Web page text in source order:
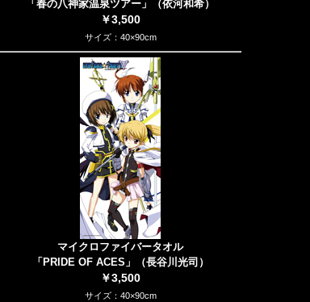
「春の八神家温泉ツアー」（依河和希）
￥3,500
サイズ：40×90cm
マイクロファイバータオル
「PRIDE OF ACES」（長谷川光司）
￥3,500
サイズ：40×90cm